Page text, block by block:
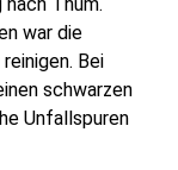
war die
Bei
schwarzen
Unfallspuren